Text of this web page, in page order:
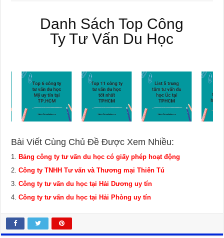
Danh Sách Top Công
Ty Tư Vấn Du Học
Bài Viết Cùng Chủ Đề Được Xem Nhiều:
Bảng công ty tư vấn du học có giấy phép hoạt động
Công ty TNHH Tư vấn và Thương mại Thiên Tú
Công ty tư vấn du học tại Hải Dương uy tín
Công ty tư vấn du học tại Hải Phòng uy tín